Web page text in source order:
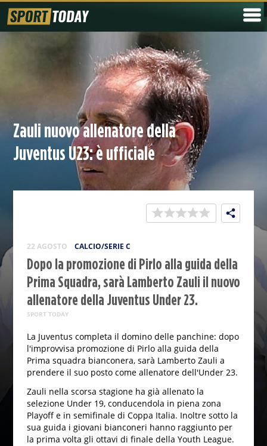
Zauli nuovo allenatore della
Juventus U23: è ufficiale
22 AGOSTO CALCIO/SERIE C
Dopo la promozione di Pirlo alla guida della
Prima Squadra, sarà Lamberto Zauli il nuovo
allenatore della Juventus Under 23.
SPORT TODAY
La Juventus completa il domino delle panchine: dopo
l'improvvisa promozione di Pirlo alla guida della
Prima squadra bianconera, sarà Lamberto Zauli a
prendere il suo posto come allenatore dell'Under 23.
Zauli nella scorsa stagione ha già allenato la
selezione Under 19, conducendola in piena zona
Playoff e in semifinale di Coppa Italia. Inoltre sotto la
sua guida i giovani bianconeri hanno raggiunto per
la prima volta gli ottavi di finale della Youth League.